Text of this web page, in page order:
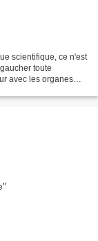
scientifique, ce n'est
toute
avec les organes